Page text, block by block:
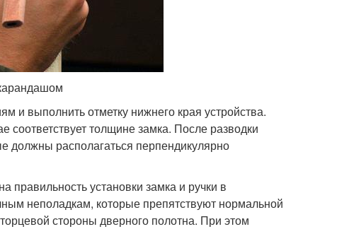
и выполнить отметку нижнего края устройства.
соответствует толщине замка. После разводки
должны располагаться перпендикулярно
установки замка и ручки в
неполадкам, которые препятствуют нормальной
стороны дверного полотна. При этом